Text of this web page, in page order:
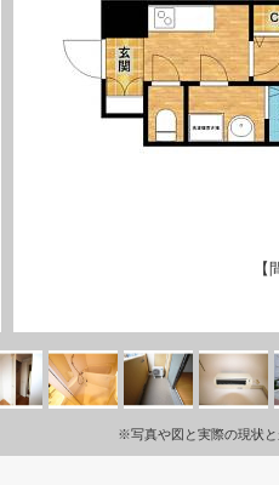
【
※写真や図と実際の現状